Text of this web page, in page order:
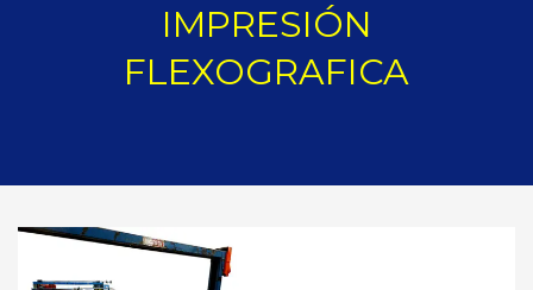
IMPRESIÓN
FLEXOGRAFICA